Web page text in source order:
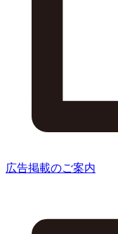
広告掲載のご案内